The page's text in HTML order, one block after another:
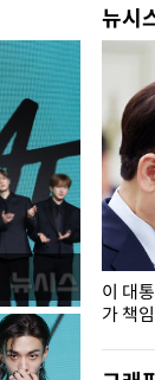
뉴시
이 대
가 책